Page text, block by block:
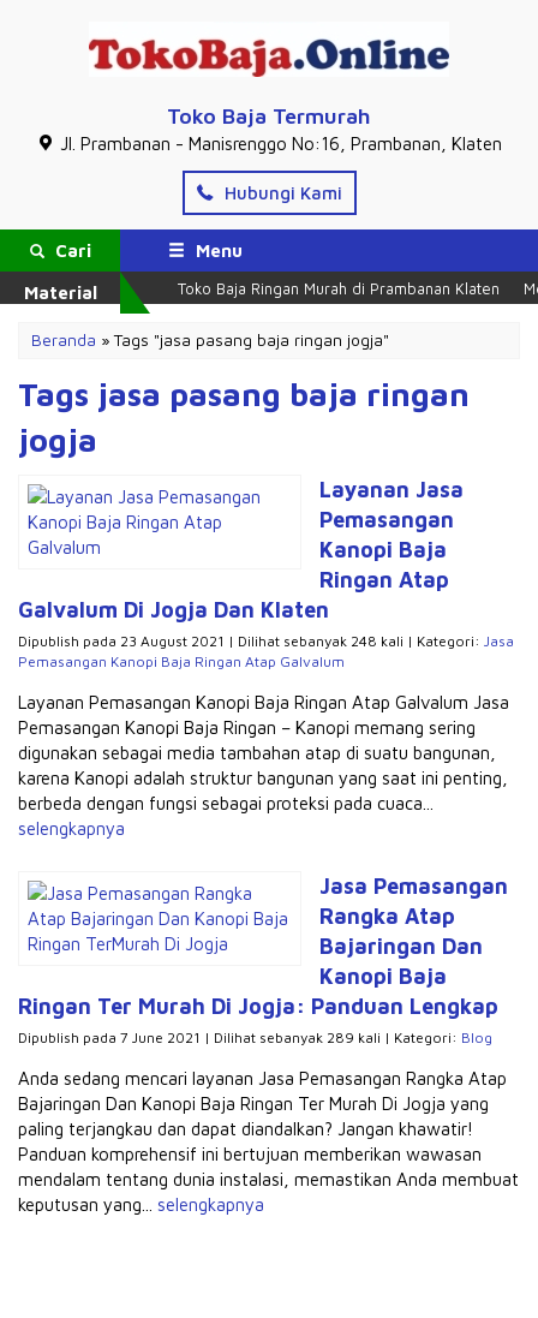
Toko Baja Termurah
Jl. Prambanan - Manisrenggo No:16, Prambanan, Klaten
Hubungi Kami
Cari
Material
Menu
Toko Baja Ringan Murah di Prambanan Klaten
Beranda »Tags "jasa pasang baja ringan jogja"
Tags jasa pasang baja ringan
jogja
Layanan Jasa
Pemasangan
Kanopi Baja
Ringan Atap
Galvalum Di Jogja Dan Klaten
Dipublish pada 23 August 2021 | Dilihat sebanyak 248 kali | Kategori: Jasa
Pemasangan Kanopi Baja Ringan Atap Galvalum
Layanan Pemasangan Kanopi Baja Ringan Atap Galvalum Jasa
Pemasangan Kanopi Baja Ringan – Kanopi memang sering
digunakan sebagai media tambahan atap di suatu bangunan,
karena Kanopi adalah struktur bangunan yang saat ini penting,
berbeda dengan fungsi sebagai proteksi pada cuaca...
selengkapnya
Jasa Pemasangan
Rangka Atap
Bajaringan Dan
Kanopi Baja
Ringan Ter Murah Di Jogja: Panduan Lengkap
Dipublish pada 7 June 2021 | Dilihat sebanyak 289 kali | Kategori: Blog
Anda sedang mencari layanan Jasa Pemasangan Rangka Atap
Bajaringan Dan Kanopi Baja Ringan Ter Murah Di Jogja yang
paling terjangkau dan dapat diandalkan? Jangan khawatir!
Panduan komprehensif ini bertujuan memberikan wawasan
mendalam tentang dunia instalasi, memastikan Anda membuat
keputusan yang... selengkapnya